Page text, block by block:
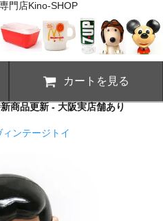
門店Kino-SHOP
カートを見る
商品更新 - 大阪実店舗あり
ィンテージトイ